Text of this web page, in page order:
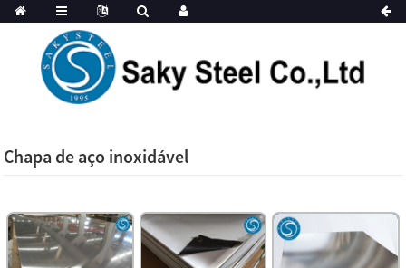
Chapa de aço inoxidável